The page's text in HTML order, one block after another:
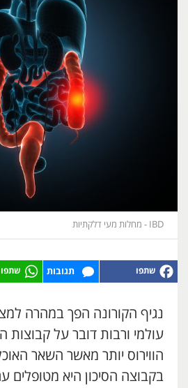
IBD - מחלות מעי דלקתיות
תגובות
נגיף הקורונה הפך במהרה
עולמי ורבות דובר על קבוצות
הווירוס יותר מאשר השאר
בקבוצה הסיכון היא מטופלים